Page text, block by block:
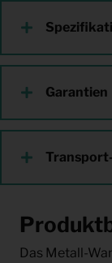
Garantien
Das Metall-